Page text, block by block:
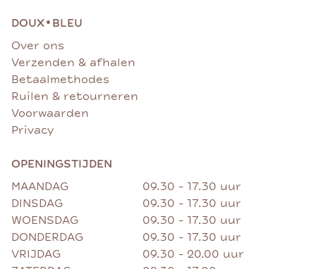
DOUX• BLEU
Over ons
Verzenden & afhalen
Betaalmethodes
Ruilen & retourneren
Voorwaarden
Privacy
OPENINGSTIJDEN
MAANDAG
09.30 - 17.30 uur
DINSDAG
09.30 - 17.30 uur
WOENSDAG
09.30 - 17.30 uur
DONDERDAG
09.30 - 17.30 uur
VRIJDAG
09.30 - 20.00 uur